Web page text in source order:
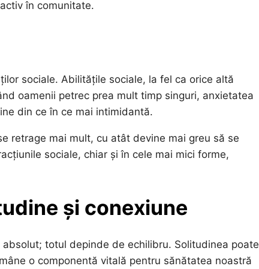
în comunitate.
sociale. Abilitățile sociale, la fel ca orice altă
oamenii petrec prea mult timp singuri, anxietatea
din ce în ce mai intimidantă.
retrage mai mult, cu atât devine mai greu să se
sociale, chiar și în cele mai mici forme,
și conexiune
totul depinde de echilibru. Solitudinea poate
o componentă vitală pentru sănătatea noastră